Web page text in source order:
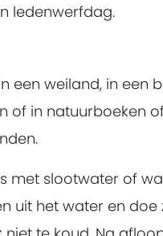
ledenwerfdag.
een weiland, in een
of in natuurboeken
met slootwater of
uit het water en doe